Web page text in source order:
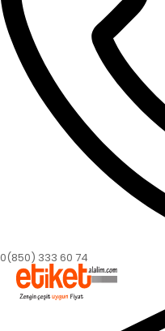
0(850) 333 60 74